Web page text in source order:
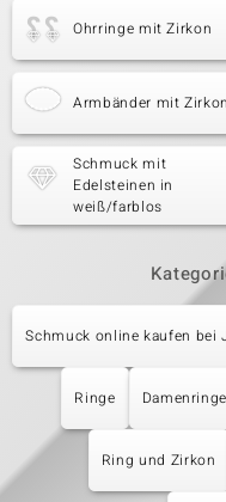
Ohrringe mit Zirkon
Armbänder mit Zirkon
Schmuck mit
Edelsteinen in
weiß/farblos
Schmuck online kaufen bei
Ringe Damenringe
Ring und Zirkon